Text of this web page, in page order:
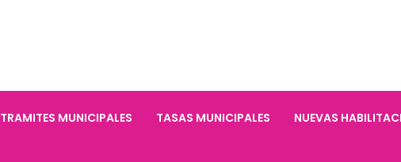
TRAMITES MUNICIPALES TASAS MUNICIPALES NUEVAS